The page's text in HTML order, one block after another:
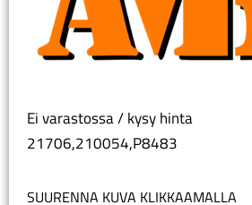
Ei varastossa / kysy hinta
21706,210054,P8483
SUURENNA KUVA KLIKKAAMALLA